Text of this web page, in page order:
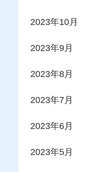
2023年10月
2023年9月
2023年8月
2023年7月
2023年6月
2023年5月